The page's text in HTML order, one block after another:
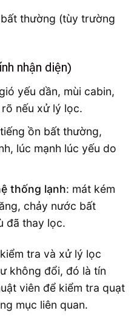
thường (tùy trường
nhận diện)
yếu dần, mùi cabin,
nếu xử lý lọc.
ồn bất thường,
lúc mạnh lúc yếu do
thống lạnh: mát kém
chảy nước bất
đã thay lọc.
tra và xử lý lọc
không đổi, đó là tín
viên để kiểm tra quạt
mục liên quan.